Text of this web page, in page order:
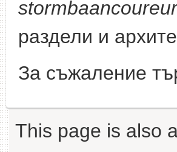
stormbaancoureur
раздели и
За съжаление
This page is also